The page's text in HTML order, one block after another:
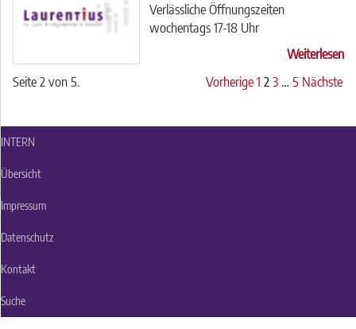
Verlässliche Öffnungszeiten
wochentags 17-18 Uhr
Weiterlesen
Seite 2 von 5.
Vorherige1 23 … 5 Nächste
INTERN
Übersicht
Impressum
Datenschutz
Kontakt
Suche